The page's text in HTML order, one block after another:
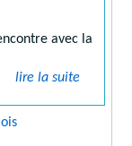
avec la
lire la suite